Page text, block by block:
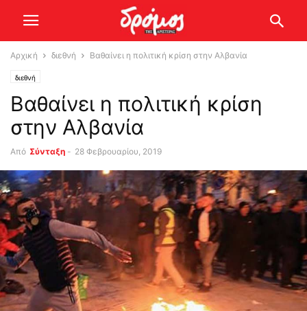
Αρχική διεθνή Βαθαίνει η πολιτική κρίση στην Αλβανία
διεθνή
Βαθαίνει η πολιτική κρίση
στην Αλβανία
Από Σύνταξη - 28 Φεβρουαρίου, 2019